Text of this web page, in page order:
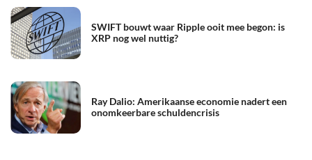
SWIFT bouwt waar Ripple ooit mee begon: is
XRP nog wel nuttig?
Ray Dalio: Amerikaanse economie nadert een
onomkeerbare schuldencrisis